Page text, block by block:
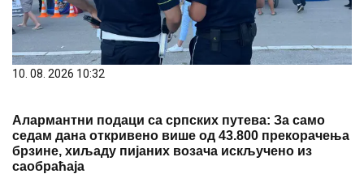
10. 08. 2026 10:32
Алармантни подаци са српских путева: За само
седам дана откривено више од 43.800 прекорачења
брзине, хиљаду пијаних возача искључено из
саобраћаја